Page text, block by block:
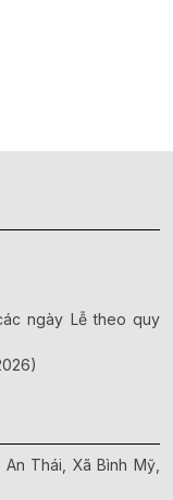
ngày Lễ theo quy
Thái, Xã Bình Mỹ,